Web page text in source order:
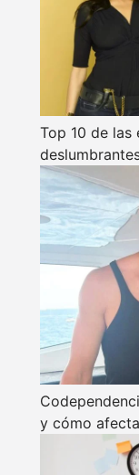
Top 10 de las
y cómo